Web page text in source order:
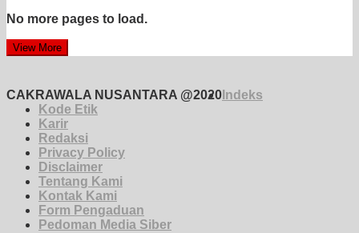
No more pages to load.
View More
CAKRAWALA NUSANTARA @2020 Indeks
Kode Etik
Karir
Redaksi
Privacy Policy
Disclaimer
Tentang Kami
Kontak Kami
Form Pengaduan
Pedoman Media Siber